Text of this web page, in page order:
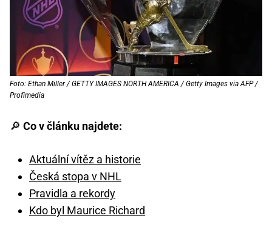
Foto: Ethan Miller / GETTY IMAGES NORTH AMERICA / Getty Images via AFP /
Profimedia
🔎 Co v článku najdete:
Aktuální vítěz a historie
Česká stopa v NHL
Pravidla a rekordy
Kdo byl Maurice Richard